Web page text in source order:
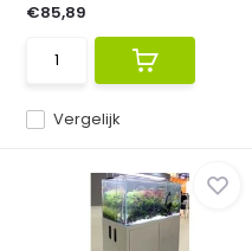
Vergelijk
€85,89